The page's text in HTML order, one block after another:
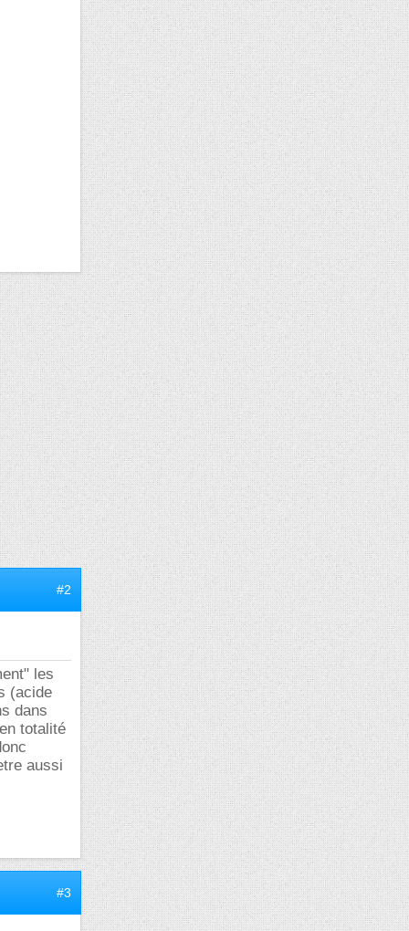
#2
les
(acide
dans
totalité
aussi
#3